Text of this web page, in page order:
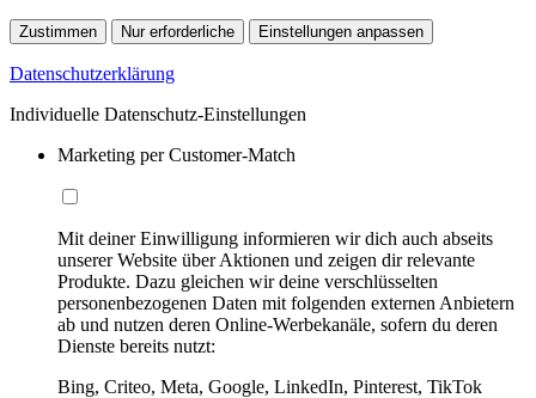
Zustimmen Nur erforderliche Einstellungen anpassen
Datenschutzerklärung
Individuelle Datenschutz-Einstellungen
Marketing per Customer-Match
Mit deiner Einwilligung informieren wir dich auch abseits
unserer Website über Aktionen und zeigen dir relevante
Produkte. Dazu gleichen wir deine verschlüsselten
personenbezogenen Daten mit folgenden externen Anbietern
ab und nutzen deren Online-Werbekanäle, sofern du deren
Dienste bereits nutzt:
Bing, Criteo, Meta, Google, LinkedIn, Pinterest, TikTok